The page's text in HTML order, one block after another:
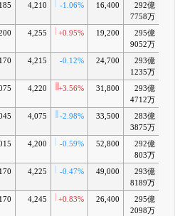
4,210 -1.06% 16,400
292億
7758万
4,255 +0.95% 19,200
295億
9052万
4,215 -0.12% 24,700
293億
1235万
4,220 +3.56% 31,800
293億
4712万
4,075 -2.98% 33,500
283億
3875万
4,200 -0.59% 52,800
292億
803万
4,225 -0.47% 49,000
293億
8189万
4,245 +0.83% 26,400
295億
2098万